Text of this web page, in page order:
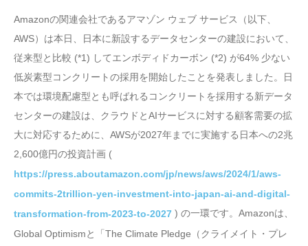
Amazonの関連会社であるアマゾン ウェブ サービス（以下、
AWS）は本日、日本に新設するデータセンターの建設において、
従来型と比較 (*1) してエンボディドカーボン (*2) が64% 少ない
低炭素型コンクリートの採用を開始したことを発表しました。日
本では環境配慮型とも呼ばれるコンクリートを採用する新データ
センターの建設は、クラウドとAIサービスに対する顧客需要の拡
大に対応するために、AWSが2027年までに実施する日本への2兆
2,600億円の投資計画 (
https://press.aboutamazon.com/jp/news/aws/2024/1/aws-
commits-2trillion-yen-investment-into-japan-ai-and-digital-
transformation-from-2023-to-2027 ) の一環です。Amazonは、
Global Optimismと「The Climate Pledge（クライメイト・プレ